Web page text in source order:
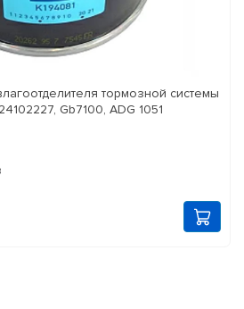
тормозной системы
Gb7100, ADG 1051